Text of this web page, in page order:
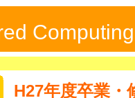
H27年度卒業・